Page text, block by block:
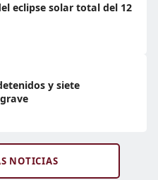
eclipse solar total del 12
y siete
NOTICIAS